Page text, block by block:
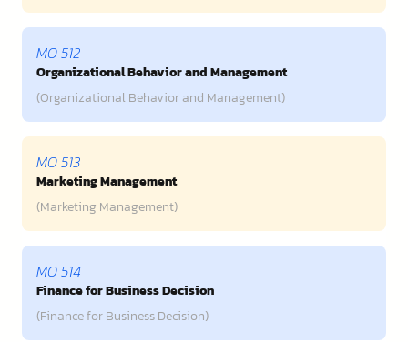
MO 512
Organizational Behavior and Management
(Organizational Behavior and Management)
MO 513
Marketing Management
(Marketing Management)
MO 514
Finance for Business Decision
(Finance for Business Decision)